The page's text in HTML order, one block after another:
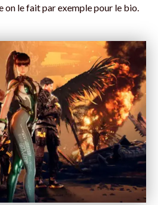
on le fait par exemple pour le bio.